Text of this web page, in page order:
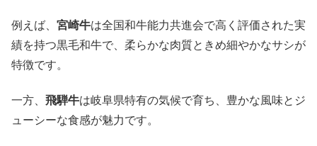
例えば、 宮崎牛は全国和牛能力共進会で高く評価された実
績を持つ黒毛和牛で、柔らかな肉質ときめ細やかなサシが
特徴です。
一方、 飛騨牛は岐阜県特有の気候で育ち、豊かな風味とジ
ューシーな食感が魅力です。